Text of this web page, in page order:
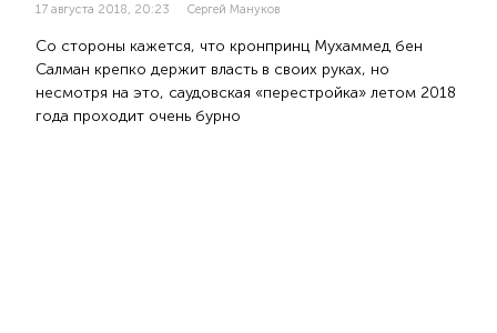
17 августа 2018, 20:23 Сергей Мануков
Со стороны кажется, что кронпринц Мухаммед бен
Салман крепко держит власть в своих руках, но
несмотря на это, саудовская «перестройка» летом 2018
года проходит очень бурно